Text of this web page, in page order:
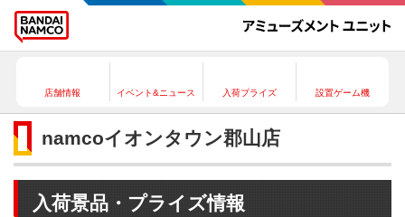
店舗情報 イベント&ニュース 入荷プライズ 設置ゲーム機
namcoイオンタウン郡山店
入荷景品・プライズ情報